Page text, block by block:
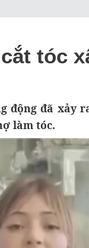
tóc
động đã xảy
làm tóc.